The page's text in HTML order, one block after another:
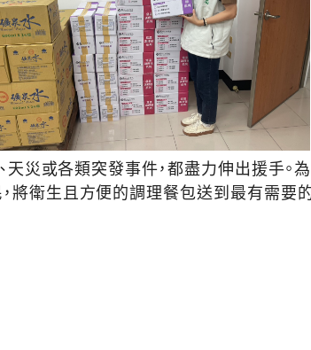
災或各類突發事件，都盡力伸出援手。
將衛生且方便的調理餐包送到最有需要